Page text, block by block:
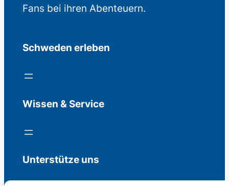
Fans bei ihren Abenteuern.
Schweden erleben
Wissen & Service
Unterstütze uns